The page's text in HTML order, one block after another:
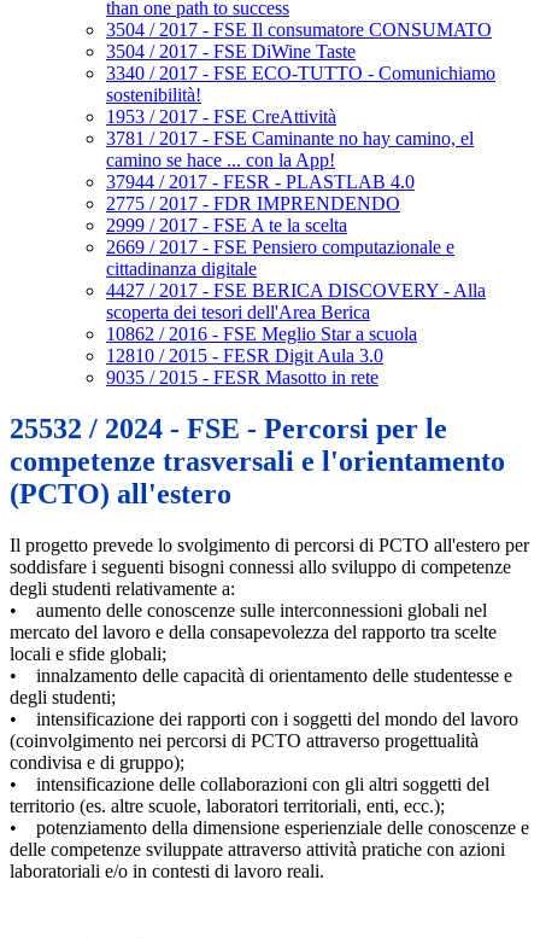
than one path to success
3504 / 2017 - FSE Il consumatore CONSUMATO
3504 / 2017 - FSE DiWine Taste
3340 / 2017 - FSE ECO-TUTTO - Comunichiamo
sostenibilità!
1953 / 2017 - FSE CreAttività
3781 / 2017 - FSE Caminante no hay camino, el
camino se hace ... con la App!
37944 / 2017 - FESR - PLASTLAB 4.0
2775 / 2017 - FDR IMPRENDENDO
2999 / 2017 - FSE A te la scelta
2669 / 2017 - FSE Pensiero computazionale e
cittadinanza digitale
4427 / 2017 - FSE BERICA DISCOVERY - Alla
scoperta dei tesori dell'Area Berica
10862 / 2016 - FSE Meglio Star a scuola
12810 / 2015 - FESR Digit Aula 3.0
9035 / 2015 - FESR Masotto in rete
25532 / 2024 - FSE - Percorsi per le
competenze trasversali e l'orientamento
(PCTO) all'estero
Il progetto prevede lo svolgimento di percorsi di PCTO all'estero per
soddisfare i seguenti bisogni connessi allo sviluppo di competenze
degli studenti relativamente a:
• aumento delle conoscenze sulle interconnessioni globali nel
mercato del lavoro e della consapevolezza del rapporto tra scelte
locali e sfide globali;
• innalzamento delle capacità di orientamento delle studentesse e
degli studenti;
• intensificazione dei rapporti con i soggetti del mondo del lavoro
(coinvolgimento nei percorsi di PCTO attraverso progettualità
condivisa e di gruppo);
• intensificazione delle collaborazioni con gli altri soggetti del
territorio (es. altre scuole, laboratori territoriali, enti, ecc.);
• potenziamento della dimensione esperienziale delle conoscenze e
delle competenze sviluppate attraverso attività pratiche con azioni
laboratoriali e/o in contesti di lavoro reali.